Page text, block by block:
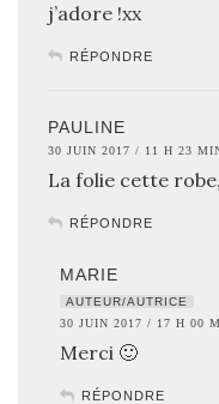
j’adore !xx
RÉPONDRE
PAULINE
30 JUIN 2017 / 11 H 23
La folie cette
RÉPONDRE
MARIE
AUTEUR/AUTRICE
30 JUIN 2017 / 17 H 00
Merci 🙂
RÉPONDRE